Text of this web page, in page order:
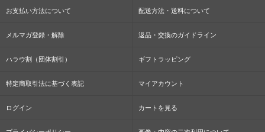
お支払い方法について 配送方法・送料について
メルマガ登録・解除 返品・交換のガイドライン
ハラウ割（団体割引） ギフトラッピング
特定商取引法に基づく表記 マイアカウント
ログイン カートを見る